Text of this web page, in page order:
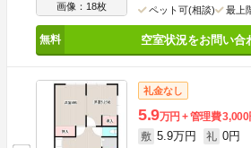
画像：18枚 ペット可(相談) 最上
空室状況をお問い合
礼金なし
5.9万円 管理費3,000
敷 5.9万円 礼 0円